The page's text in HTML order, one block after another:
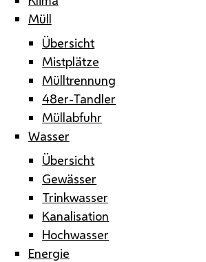
Müll
Übersicht
Mistplätze
Mülltrennung
48er-Tandler
Müllabfuhr
Wasser
Übersicht
Gewässer
Trinkwasser
Kanalisation
Hochwasser
Energie